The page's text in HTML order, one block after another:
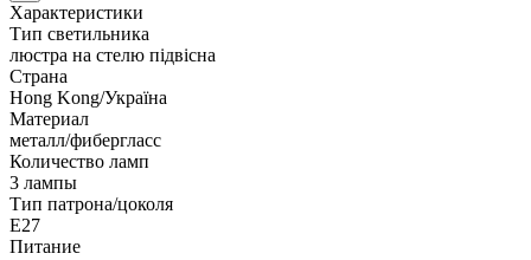
Характеристики
Тип светильника
люстра на стелю підвісна
Страна
Hong Kong/Україна
Материал
металл/фибергласс
Количество ламп
3 лампы
Тип патрона/цоколя
E27
Питание